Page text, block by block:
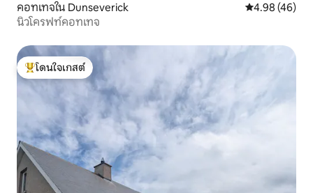
คอทเทจใน Dunseverick คะแนนเฉลี่ย
4.98 (46)
นิวโครฟท์คอทเทจ
โดนใจเกสต์ที่สุด
โดนใจเกสต์